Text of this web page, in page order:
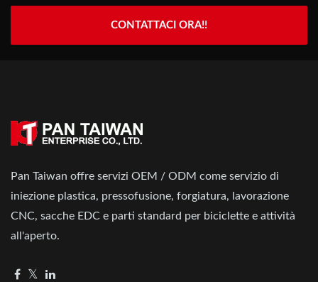
CONTATTACI ORA!!
Pan Taiwan offre servizi OEM / ODM come servizio di
iniezione plastica, pressofusione, forgiatura, lavorazione
CNC, sacche EDC e parti standard per biciclette e attività
all'aperto.